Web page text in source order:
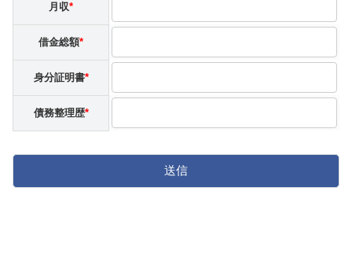
月収*
借金総額*
身分証明書*
債務整理歴*